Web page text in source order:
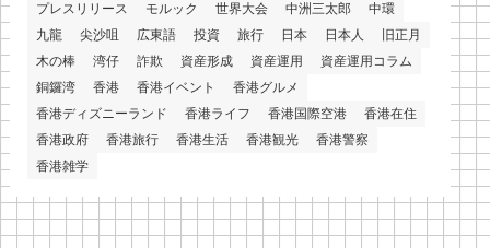
プレスリリース
モルック 世界大会 中洲三太郎
中環
九龍
尖沙咀 広東語 投資 旅行 日本 日本人
旧正月
木の棒
湾仔 詐欺 資産形成 資産運用
資産運用コラム
銅鑼湾
香港 香港イベント
香港グルメ
香港ディズニーランド
香港ライフ 香港国際空港
香港在住
香港政府
香港旅行 香港生活 香港観光
香港警察
香港雑学